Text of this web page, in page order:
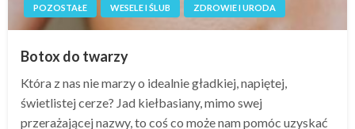
POZOSTAŁE WESELE I ŚLUB ZDROWIE I URODA
Botox do twarzy
Która z nas nie marzy o idealnie gładkiej, napiętej,
świetlistej cerze? Jad kiełbasiany, mimo swej
przerażającej nazwy, to coś co może nam pomóc uzyskać